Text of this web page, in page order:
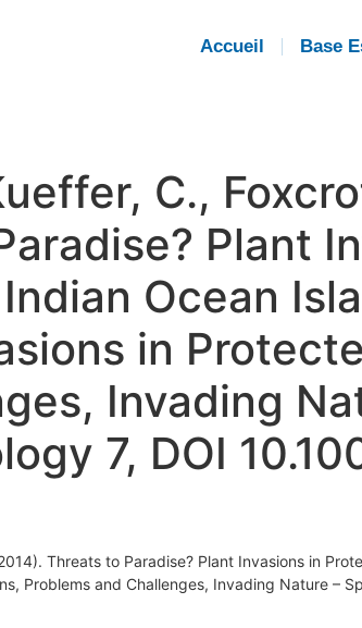
Accueil Base
C.,
Plant
Ocean
in
Invading
7, DOI
Threats to Paradise? Plant Invasions in
Problems and Challenges, Invading Nature –